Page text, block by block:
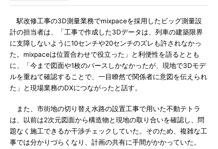
駅改修工事の3D測量業務でmixpaceを採用したビッグ測量設
計の担当者は、「工事で作成した3Dデータは、列車の建築限界
に支障しないように10センチや20センチのズレも許されなかっ
た。mixpaceは位置合わせで役立った」と利便性を語るととも
に、「今まで図面や1枚のパースしかなかったが、現地で3Dモデ
ルを重ねて確認することで、一目瞭然で関係者に意図を伝えられ
た」と現場業務のDXにつながったと話す。
また、市街地の切り替え水路の設置工事で用いた不動テトラ
は、以前は2次元図面から構造物と現地の取り合いを確認し、問
題なく施工できるか干渉チェックしていた。そのため、複雑な工
事では分かりづらくなり、計画の共有に手間がかかっていた。